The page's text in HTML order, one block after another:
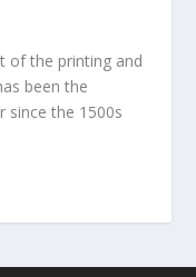
of the printing and
been the
since the 1500s